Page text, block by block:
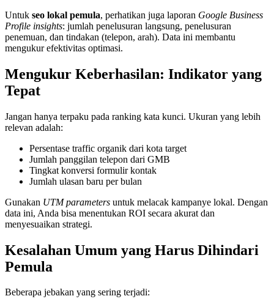
Untuk seo lokal pemula, perhatikan juga laporan Google Business
Profile insights: jumlah penelusuran langsung, penelusuran
penemuan, dan tindakan (telepon, arah). Data ini membantu
mengukur efektivitas optimasi.
Mengukur Keberhasilan: Indikator yang
Tepat
Jangan hanya terpaku pada ranking kata kunci. Ukuran yang lebih
relevan adalah:
Persentase traffic organik dari kota target
Jumlah panggilan telepon dari GMB
Tingkat konversi formulir kontak
Jumlah ulasan baru per bulan
Gunakan UTM parameters untuk melacak kampanye lokal. Dengan
data ini, Anda bisa menentukan ROI secara akurat dan
menyesuaikan strategi.
Kesalahan Umum yang Harus Dihindari
Pemula
Beberapa jebakan yang sering terjadi: